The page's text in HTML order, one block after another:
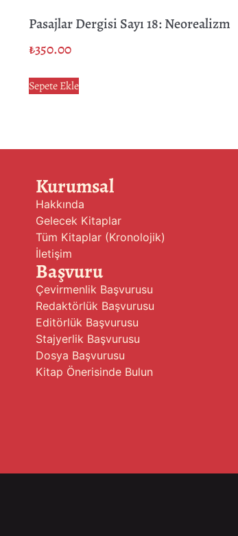
Pasajlar Dergisi Sayı 18: Neorealizm
₺350.00
Sepete Ekle
Kurumsal
Hakkında
Gelecek Kitaplar
Tüm Kitaplar (Kronolojik)
İletişim
Başvuru
Çevirmenlik Başvurusu
Redaktörlük Başvurusu
Editörlük Başvurusu
Stajyerlik Başvurusu
Dosya Başvurusu
Kitap Önerisinde Bulun